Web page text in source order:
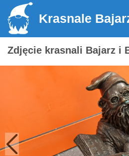
Krasnale
Zdjęcie krasnali Bajarz i